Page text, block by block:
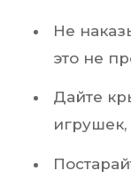
Не
это не
Дайте
игрушек,